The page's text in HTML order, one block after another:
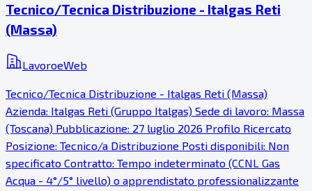
Tecnico/Tecnica Distribuzione - Italgas Reti
(Massa)
LavoroeWeb
Tecnico/Tecnica Distribuzione - Italgas Reti (Massa)
Azienda: Italgas Reti (Gruppo Italgas) Sede di lavoro: Massa
(Toscana) Pubblicazione: 27 luglio 2026 Profilo Ricercato
Posizione: Tecnico/a Distribuzione Posti disponibili: Non
specificato Contratto: Tempo indeterminato (CCNL Gas
Acqua - 4°/5° livello) o apprendistato professionalizzante